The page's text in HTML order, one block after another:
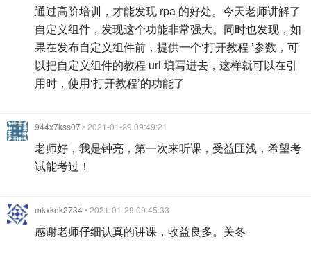
通过高阶培训，才能发现 rpa 的好处。今天老师讲解了
自定义组件，发现这个功能非常强大。同时也发现，如
果在发布自定义组件前，提供一个‘打开教程 ’参数，可
以把自定义组件的教程 url 填写进去，这样就可以在引
用时，使用‘打开教程’的功能了
944x7kss07• 2021-01-29 09:49:21
老师好，我是钟亮，第一次来听课，受益匪浅，希望考
试能考过！
mkxkek2734• 2021-01-29 09:45:33
感谢老师仔细认真的讲课，收益良多。关冬